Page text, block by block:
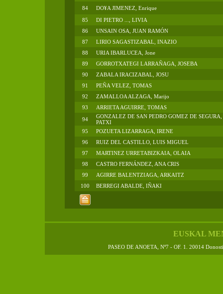
84
DO¥A JIMENEZ, Enrique
85
DI PIETRO ..., LIVIA
86
UNSAIN OSA, JUAN RAMÓN
87
LIRIO SAGASTIZABAL, INAZIO
88
URIA IBARLUCEA, Jone
89
GORROTXATEGI LARRAÑAGA, JOSEBA
90
ZABALA IRACIZABAL, JOSU
91
PEÑA VELEZ, TOMAS
92
ZAMALLOA ALZAGA, Marijo
93
ARRIETA AGUIRRE, TOMAS
94
GONZALEZ DE SAN PEDRO GOMEZ DE SEGURA,
PATXI
95
POZUETA LIZARRAGA, IRENE
96
RUIZ DEL CASTILLO, LUIS MIGUEL
97
MARTINEZ URRETABIZKAIA, OLAIA
98
CASTRO FERNÁNDEZ, ANA CRIS
99
AGIRRE BALENTZIAGA, ARKAITZ
100
BERREGI ABALDE, IÑAKI
EUSKAL
PASEO DE ANOETA, Nº7 - OF. 1. 20014